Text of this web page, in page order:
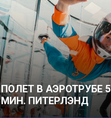
ПОЛЕТ В АЭРОТРУБЕ 5
МИН. ПИТЕРЛЭНД